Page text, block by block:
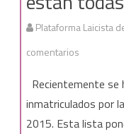
Plataforma Laicista
comentarios
en
Jerez.
Recientemente se
inmatriculados por
2015. Esta lista